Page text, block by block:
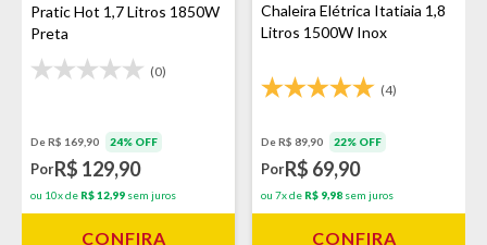
Pratic Hot 1,7 Litros 1850W
Preta
(0)
De R$ 169,90 24% OFF
PorR$ 129,90
ou 10x de R$ 12,99 sem juros
CONFIRA
Chaleira Elétrica Itatiaia 1,8
Litros 1500W Inox
(4)
De R$ 89,90 22% OFF
PorR$ 69,90
ou 7x de R$ 9,98 sem juros
CONFIRA